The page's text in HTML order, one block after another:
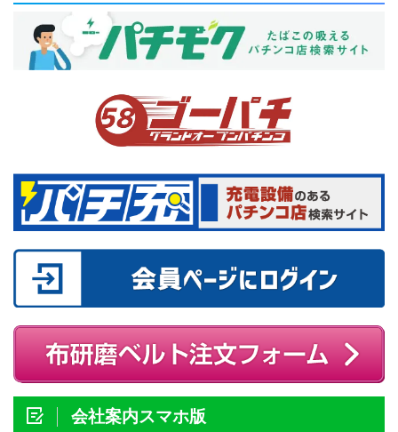
会社案内スマホ版